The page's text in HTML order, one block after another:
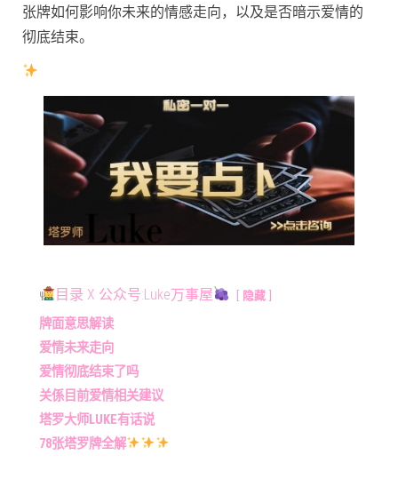
张牌如何影响你未来的情感走向，以及是否暗示爱情的
彻底结束。
目录 X 公众号:Luke万事屋 隐藏
牌面意思解读
爱情未来走向
爱情彻底结束了吗
关係目前爱情相关建议
塔罗大师LUKE有话说
78张塔罗牌全解